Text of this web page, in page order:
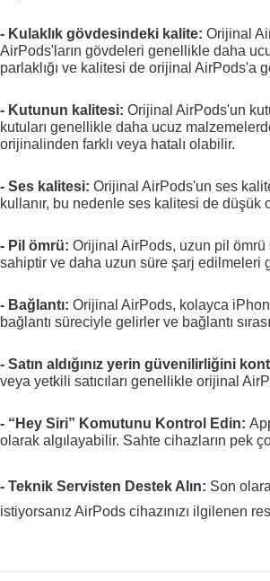
- Kulaklık gövdesindeki kalite: Orijinal
AirPods'ların gövdeleri genellikle daha
parlaklığı ve kalitesi de orijinal AirPods'a
- Kutunun kalitesi: Orijinal AirPods'un
kutuları genellikle daha ucuz
orijinalinden farklı veya hatalı olabilir.
- Ses kalitesi: Orijinal AirPods'un ses
kullanır, bu nedenle ses kalitesi de düşük
- Pil ömrü: Orijinal AirPods, uzun pil ömrü
sahiptir ve daha uzun süre şarj edilmeleri
- Bağlantı: Orijinal AirPods, kolayca
bağlantı süreciyle gelirler ve bağlantı
- Satın aldığınız yerin güvenilirliğini
veya yetkili satıcıları genellikle orijinal
- “Hey Siri” Komutunu Kontrol Edin:
olarak algılayabilir. Sahte cihazların pek
- Teknik Servisten Destek Alın: Son
istiyorsanız AirPods cihazınızı ilgilenen